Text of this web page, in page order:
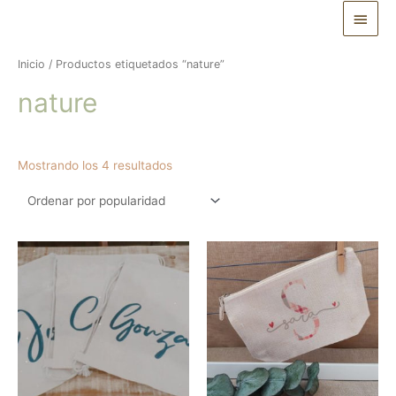
Menú
Inicio / Productos etiquetados “nature”
nature
Mostrando los 4 resultadosOrdenado